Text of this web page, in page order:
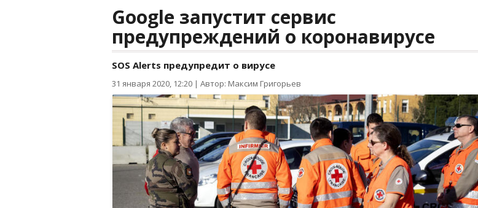
Google запустит сервис
предупреждений о коронавирусе
SOS Alerts предупредит о вирусе
31 января 2020, 12:20 | Автор: Максим Григорьев